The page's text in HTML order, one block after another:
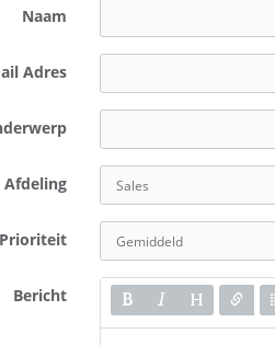
Naam
Adres
Afdeling
Prioriteit
Bericht